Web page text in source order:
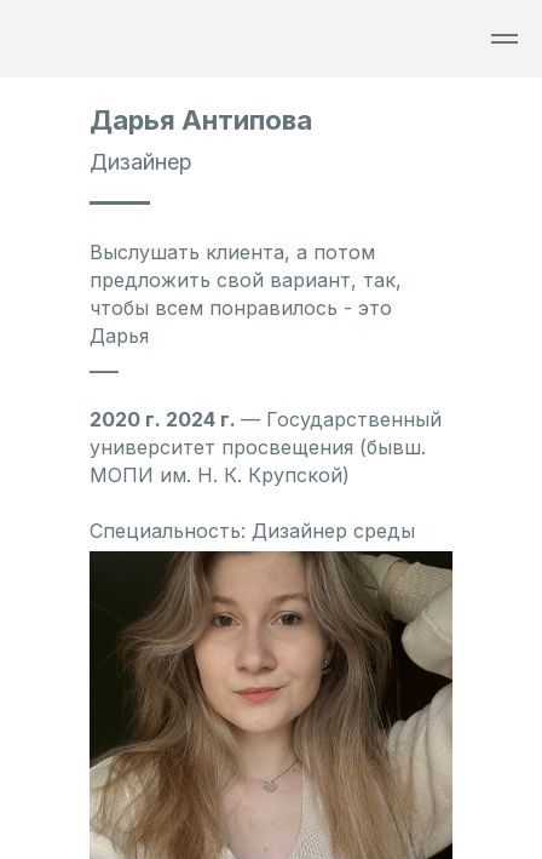
Дизайнер
Дарья Антипова
Выслушать клиента, а потом
предложить свой вариант, так,
чтобы всем понравилось - это
Дарья
2020 г. 2024 г. — Государственный
университет просвещения (бывш.
МОПИ им. Н. К. Крупской)
Специальность: Дизайнер среды